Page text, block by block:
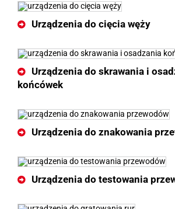
Urządzenia do cięcia węży
Urządzenia do skrawania i
końcówek
Urządzenia do znakowania
Urządzenia do testowania